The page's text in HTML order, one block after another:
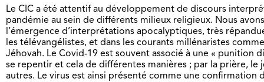
Le CIC a été attentif au développement de discours
pandémie au sein de différents milieux religieux. Nous
l’émergence d’interprétations apocalyptiques, très
les télévangélistes, et dans les courants millénaristes
Jéhovah. Le Covid-19 est souvent associé à une « punition
se repentir et cela de différentes manières ; par la prière, le
autres. Le virus est ainsi présenté comme une confirmation